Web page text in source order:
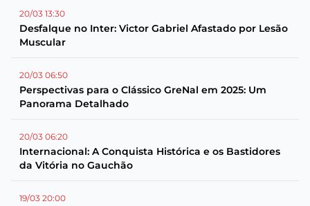
20/03 13:30
Desfalque no Inter: Victor Gabriel Afastado por Lesão
Muscular
20/03 06:50
Perspectivas para o Clássico GreNal em 2025: Um
Panorama Detalhado
20/03 06:20
Internacional: A Conquista Histórica e os Bastidores
da Vitória no Gauchão
19/03 20:00